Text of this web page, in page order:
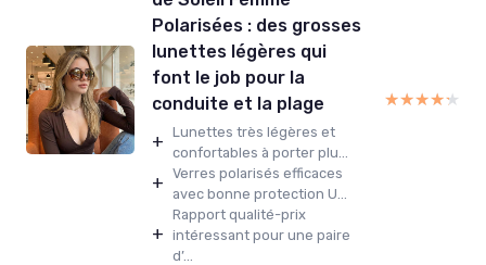
Polarisées : des grosses
lunettes légères qui
font le job pour la
conduite et la plage
+ Lunettes très légères et
confortables à porter plu...
+ Verres polarisés efficaces
avec bonne protection U...
+
Rapport qualité-prix
intéressant pour une paire
d’...
★★★★★
★★★★★